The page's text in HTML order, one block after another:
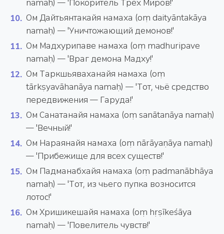
namaḥ) — 'Покоритель Трёх Миров!'
Ом Дайтьянтакайя намаха (oṃ daityāntakāya
namaḥ) — 'Уничтожающий демонов!'
Ом Мадхурипаве намаха (oṃ madhuripave
namaḥ) — 'Враг демона Мадху!'
Ом Таркшьяваханайя намаха (oṃ
tārkṣyavāhanāya namaḥ) — 'Тот, чьё средство
передвижения — Гаруда!'
Ом Санатанайя намаха (oṃ sanātanāya namaḥ)
— 'Вечный!'
Ом Нараянайя намаха (oṃ nārāyaṇāya namaḥ)
— 'Прибежище для всех существ!'
Ом Падманабхайя намаха (oṃ padmanābhāya
namaḥ) — 'Тот, из чьего пупка возносится
лотос!'
Ом Хришикешайя намаха (oṃ hṛṣīkeśāya
namaḥ) — 'Повелитель чувств!'